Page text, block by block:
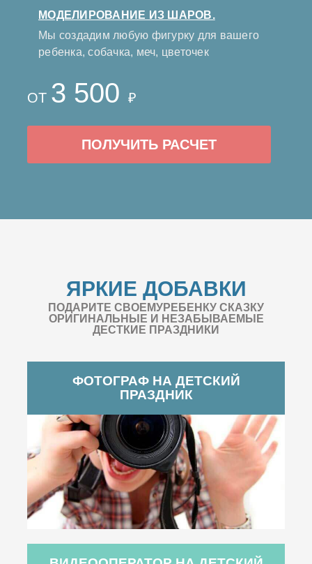
МОДЕЛИРОВАНИЕ ИЗ ШАРОВ.
Мы создадим любую фигурку для вашего
ребенка, собачка, меч, цветочек
ОТ 3 500 ₽
ПОЛУЧИТЬ РАСЧЕТ
ЯРКИЕ ДОБАВКИ
ПОДАРИТЕ СВОЕМУРЕБЕНКУ СКАЗКУ
ОРИГИНАЛЬНЫЕ И НЕЗАБЫВАЕМЫЕ
ДЕСТКИЕ ПРАЗДНИКИ
ФОТОГРАФ НА ДЕТСКИЙ
ПРАЗДНИК